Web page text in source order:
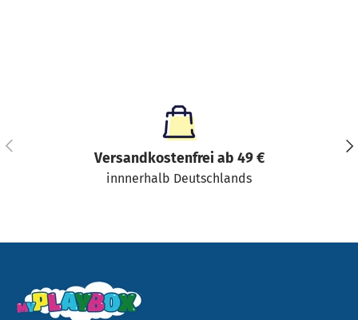
Vorherige
Versandkostenfrei ab 49 €
innnerhalb Deutschlands